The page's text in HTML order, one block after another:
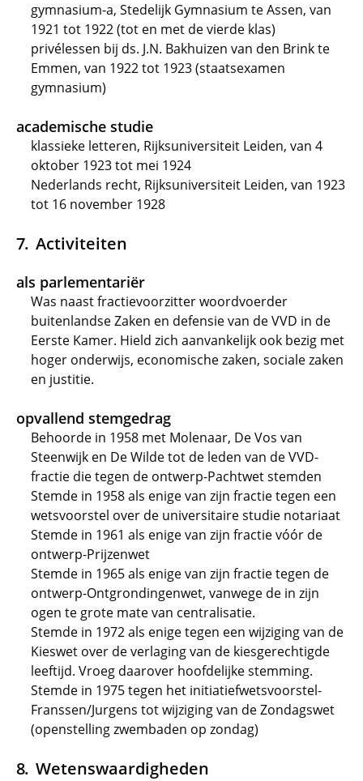
gymnasium-a, Stedelijk Gymnasium te Assen, van
1921 tot 1922 (tot en met de vierde klas)
privélessen bij ds. J.N. Bakhuizen van den Brink te
Emmen, van 1922 tot 1923 (staatsexamen
gymnasium)
academische studie
klassieke letteren, Rijksuniversiteit Leiden, van 4
oktober 1923 tot mei 1924
Nederlands recht, Rijksuniversiteit Leiden, van 1923
tot 16 november 1928
Activiteiten
als parlementariër
Was naast fractievoorzitter woordvoerder
buitenlandse Zaken en defensie van de VVD in de
Eerste Kamer. Hield zich aanvankelijk ook bezig met
hoger onderwijs, economische zaken, sociale zaken
en justitie.
opvallend stemgedrag
Behoorde in 1958 met Molenaar, De Vos van
Steenwijk en De Wilde tot de leden van de VVD-
fractie die tegen de ontwerp-Pachtwet stemden
Stemde in 1958 als enige van zijn fractie tegen een
wetsvoorstel over de universitaire studie notariaat
Stemde in 1961 als enige van zijn fractie vóór de
ontwerp-Prijzenwet
Stemde in 1965 als enige van zijn fractie tegen de
ontwerp-Ontgrondingenwet, vanwege de in zijn
ogen te grote mate van centralisatie.
Stemde in 1972 als enige tegen een wijziging van de
Kieswet over de verlaging van de kiesgerechtigde
leeftijd. Vroeg daarover hoofdelijke stemming.
Stemde in 1975 tegen het initiatiefwetsvoorstel-
Franssen/Jurgens tot wijziging van de Zondagswet
(openstelling zwembaden op zondag)
Wetenswaardigheden